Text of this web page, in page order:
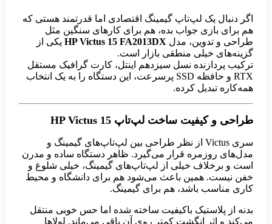
اگر دنبال یک لپ‌تاپ گیمینگ اقتصادی اما قدرتمند هستی که
هم برای بازی جواب بده، هم برای کارهای سنگین مثل
طراحی و تدوین، مدل HP Victus 15 FA2013DX یکی از
گزینه‌های خیلی منطقی بازار است.
ترکیب پردازنده نسل سیزدهم اینتل، کارت گرافیک مستقل
RTX و حافظه SSD پرسرعت، این دستگاه را به یک انتخاب
همه‌کاره تبدیل کرده.
طراحی و کیفیت ساخت لپ‌تاپ HP Victus 15
سری Victus از نظر طراحی بین لپ‌تاپ‌های گیمینگ و
مدل‌های روزمره قرار می‌گیرد. ظاهر دستگاه ساده و مدرن
است و برخلاف خیلی از لپ‌تاپ‌های گیمینگ، خیلی شلوغ و
خفن نیست. همین باعث می‌شود هم برای دانشگاه و محیط
کاری مناسب باشد، هم برای گیمینگ.
بدنه از پلاستیک باکیفیت ساخته شده اما حس خوبی منتقل
می‌کند و اثر انگشت کمتر روی آن باقی می‌ماند. لولاها